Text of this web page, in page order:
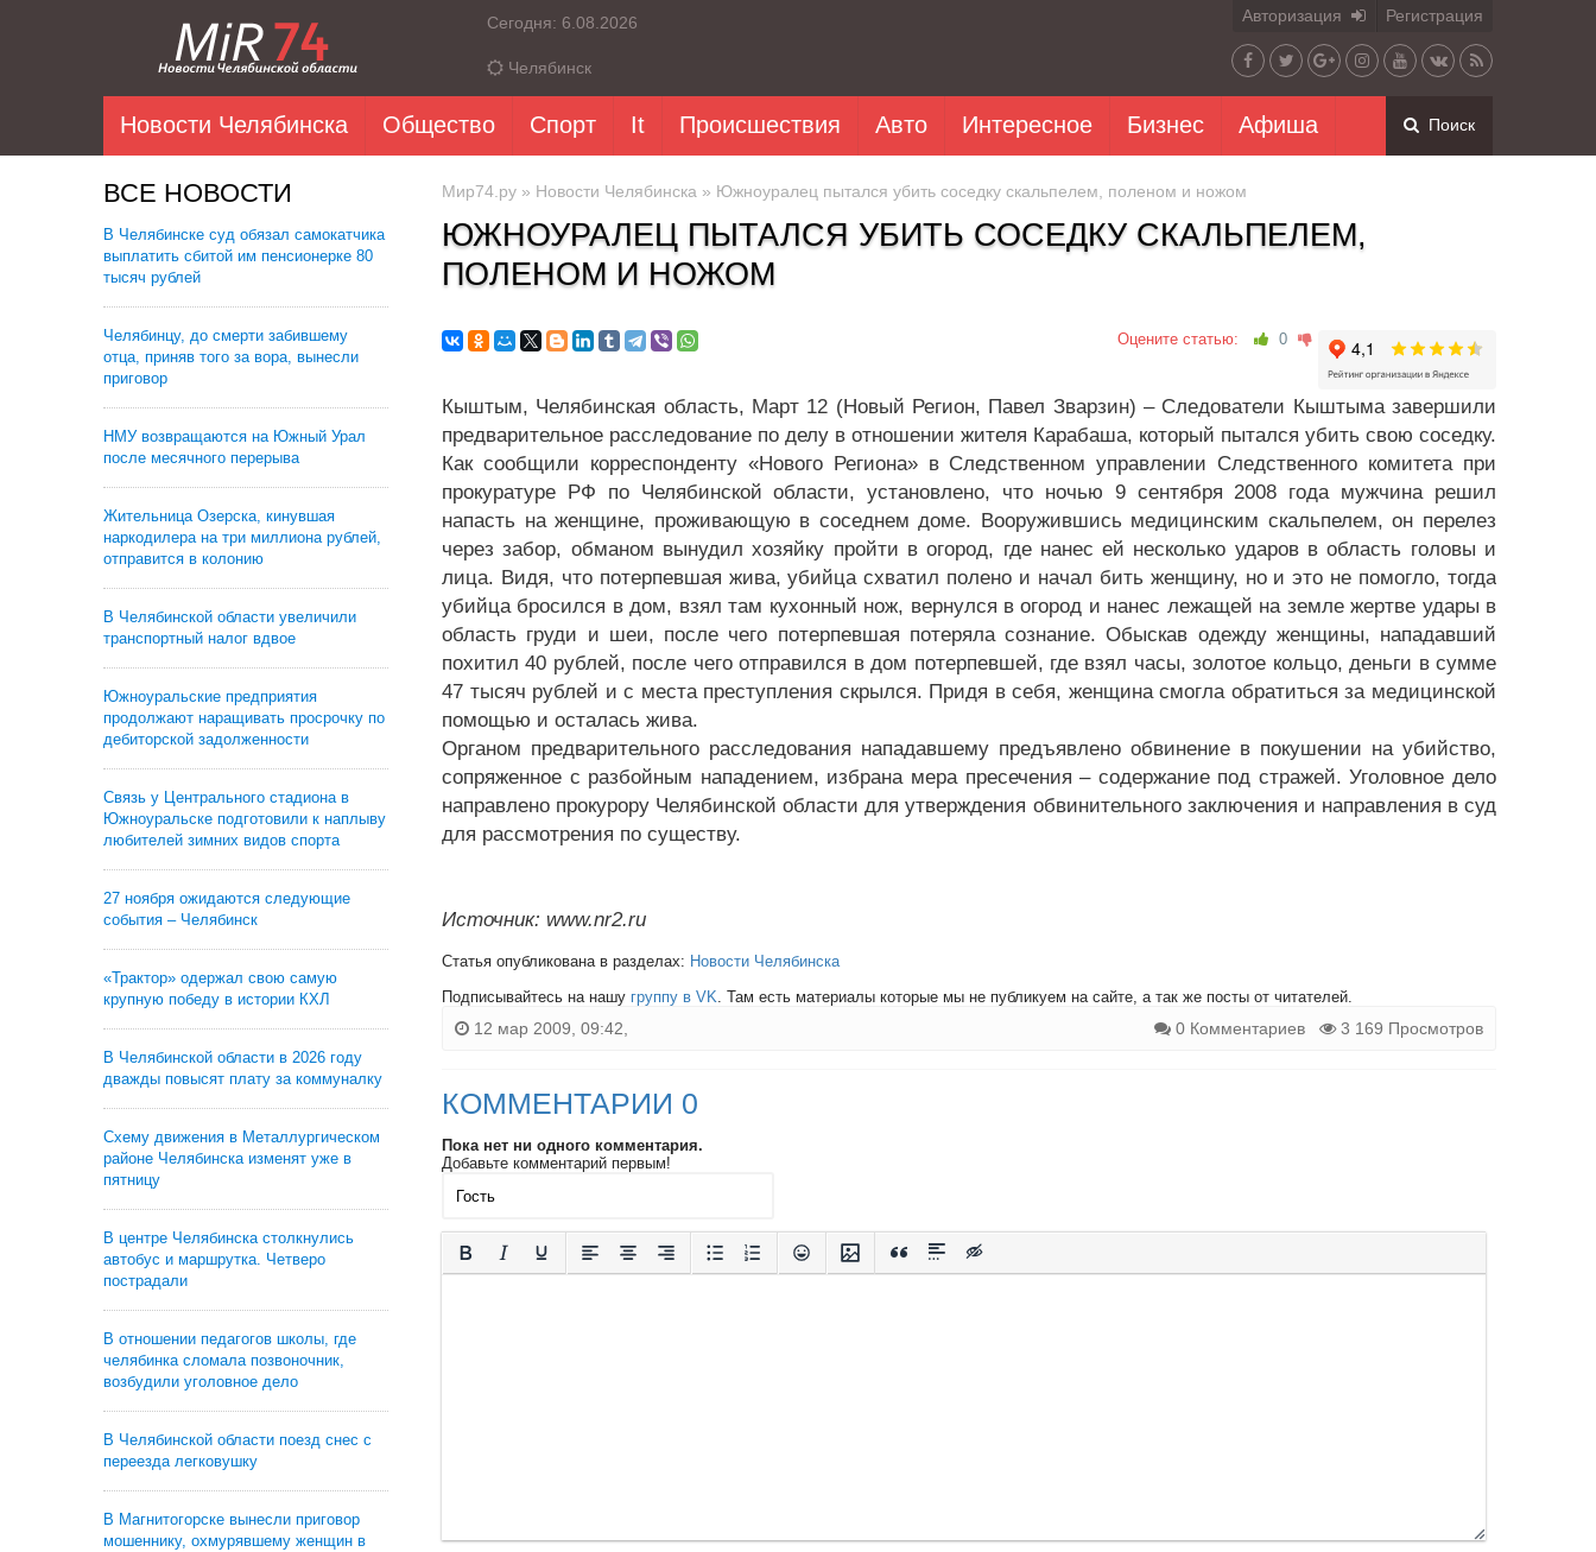
Сегодня: 6.08.2026
Челябинск
Авторизация Регистрация
Новости Челябинска Общество Спорт It Происшествия Авто Интересное Бизнес Афиша Поиск
ВСЕ НОВОСТИ
В Челябинске суд обязал самокатчика
выплатить сбитой им пенсионерке 80
тысяч рублей
Челябинцу, до смерти забившему
отца, приняв того за вора, вынесли
приговор
НМУ возвращаются на Южный Урал
после месячного перерыва
Жительница Озерска, кинувшая
наркодилера на три миллиона рублей,
отправится в колонию
В Челябинской области увеличили
транспортный налог вдвое
Южноуральские предприятия
продолжают наращивать просрочку по
дебиторской задолженности
Связь у Центрального стадиона в
Южноуральске подготовили к наплыву
любителей зимних видов спорта
27 ноября ожидаются следующие
события – Челябинск
«Трактор» одержал свою самую
крупную победу в истории КХЛ
В Челябинской области в 2026 году
дважды повысят плату за коммуналку
Схему движения в Металлургическом
районе Челябинска изменят уже в
пятницу
В центре Челябинска столкнулись
автобус и маршрутка. Четверо
пострадали
В отношении педагогов школы, где
челябинка сломала позвоночник,
возбудили уголовное дело
В Челябинской области поезд снес с
переезда легковушку
В Магнитогорске вынесли приговор
мошеннику, охмурявшему женщин в
Мир74.ру » Новости Челябинска » Южноуралец пытался убить соседку скальпелем, поленом и ножом
ЮЖНОУРАЛЕЦ ПЫТАЛСЯ УБИТЬ СОСЕДКУ СКАЛЬПЕЛЕМ,
ПОЛЕНОМ И НОЖОМ
Оцените статью: 0
Кыштым, Челябинская область, Март 12 (Новый Регион, Павел Зварзин) – Следователи Кыштыма завершили
предварительное расследование по делу в отношении жителя Карабаша, который пытался убить свою соседку.
Как сообщили корреспонденту «Нового Региона» в Следственном управлении Следственного комитета при
прокуратуре РФ по Челябинской области, установлено, что ночью 9 сентября 2008 года мужчина решил
напасть на женщинe, проживающую в соседнем доме. Вооружившись медицинским скальпелем, он перелез
через забор, обманом вынудил хозяйку пройти в огород, где нанес ей несколько ударов в область головы и
лица. Видя, что потерпевшая жива, убийца схватил полено и начал бить женщину, но и это не помогло, тогда
убийца бросился в дом, взял там кухонный нож, вернулся в огород и нанес лежащей на земле жертве удары в
область груди и шеи, после чего потерпевшая потеряла сознание. Обыскав одежду женщины, нападавший
похитил 40 рублей, после чего отправился в дом потерпевшей, где взял часы, золотое кольцо, деньги в сумме
47 тысяч рублей и с места преступления скрылся. Придя в себя, женщина смогла обратиться за медицинской
помощью и осталась жива.
Органом предварительного расследования нападавшему предъявлено обвинение в покушении на убийство,
сопряженное с разбойным нападением, избрана мера пресечения – содержание под стражей. Уголовное дело
направлено прокурору Челябинской области для утверждения обвинительного заключения и направления в суд
для рассмотрения по существу.
Источник: www.nr2.ru
Статья опубликована в разделах: Новости Челябинска
Подписывайтесь на нашу группу в VK. Там есть материалы которые мы не публикуем на сайте, а так же посты от читателей.
12 мар 2009, 09:42, 0 Комментариев 3 169 Просмотров
КОММЕНТАРИИ 0
Пока нет ни одного комментария.
Добавьте комментарий первым!